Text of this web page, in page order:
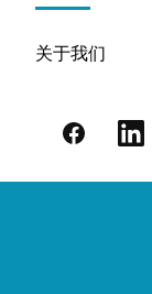
关于我们